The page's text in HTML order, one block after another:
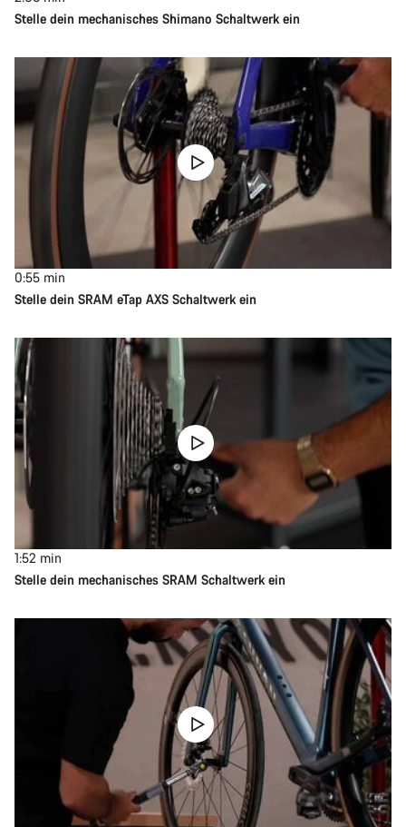
Stelle dein mechanisches Shimano Schaltwerk ein
0:55 min
Stelle dein SRAM eTap AXS Schaltwerk ein
1:52 min
Stelle dein mechanisches SRAM Schaltwerk ein